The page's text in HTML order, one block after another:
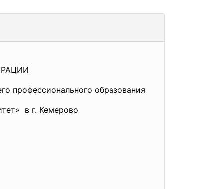
профессионального образования
в г. Кемерово